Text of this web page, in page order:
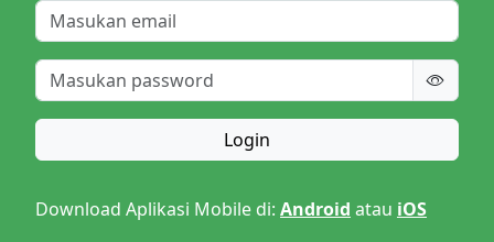
Login
Download Aplikasi Mobile di: Android atau iOS